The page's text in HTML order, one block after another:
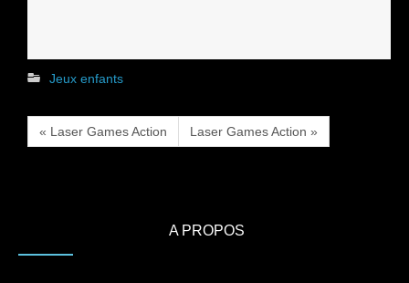
Jeux enfants
« Laser Games Action Laser Games Action »
A PROPOS